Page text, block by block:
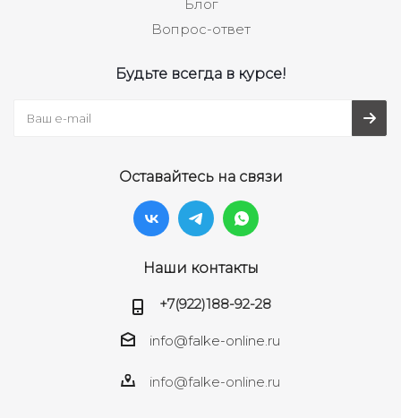
Блог
Вопрос-ответ
Будьте всегда в курсе!
Оставайтесь на связи
Наши контакты
+7(922)188-92-28
info@falke-online.ru
info@falke-online.ru